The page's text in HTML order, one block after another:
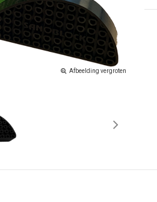
Afbeelding vergroten